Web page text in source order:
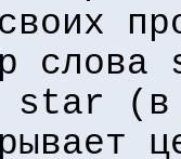
star (в